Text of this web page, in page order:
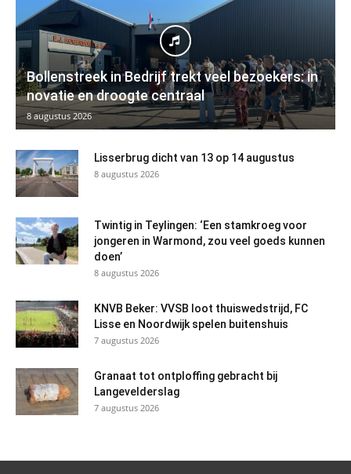
Bollenstreek in Bedrijf trekt veel bezoekers: in
novatie en droogte centraal
8 augustus 2026
Lisserbrug dicht van 13 op 14 augustus
8 augustus 2026
Twintig in Teylingen: ‘Een stamkroeg voor
jongeren in Warmond, zou veel goeds kunnen
doen’
8 augustus 2026
KNVB Beker: VVSB loot thuiswedstrijd, FC
Lisse en Noordwijk spelen buitenshuis
7 augustus 2026
Granaat tot ontploffing gebracht bij
Langevelderslag
7 augustus 2026